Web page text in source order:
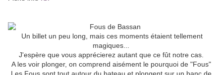
Un billet un peu long, mais ces moments étaient tellement
magiques...
J'espère que vous apprécierez autant que ce fût notre cas.
A les voir plonger, on comprend aisément le pourquoi de "Fous"